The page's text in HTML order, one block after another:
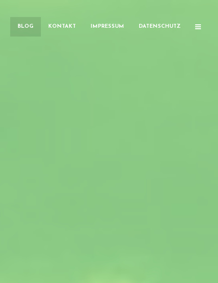
BLOG KONTAKT IMPRESSUM DATENSCHUTZ